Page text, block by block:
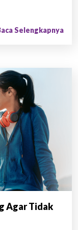
Selengkapnya
Agar Tidak